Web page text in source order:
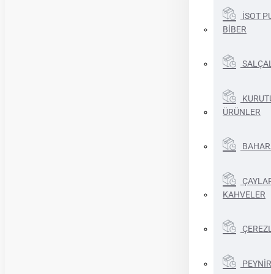
İSOT
BİBER
ÜRÜNLER
KAHVELER